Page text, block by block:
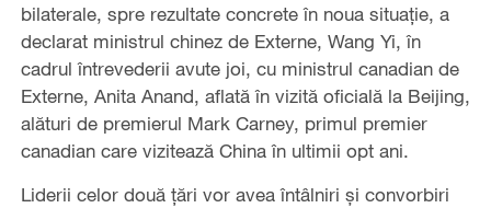
bilaterale, spre rezultate concrete în noua situație, a
declarat ministrul chinez de Externe, Wang Yi, în
cadrul întrevederii avute joi, cu ministrul canadian de
Externe, Anita Anand, aflată în vizită oficială la Beijing,
alături de premierul Mark Carney, primul premier
canadian care vizitează China în ultimii opt ani.
Liderii celor două țări vor avea întâlniri și convorbiri